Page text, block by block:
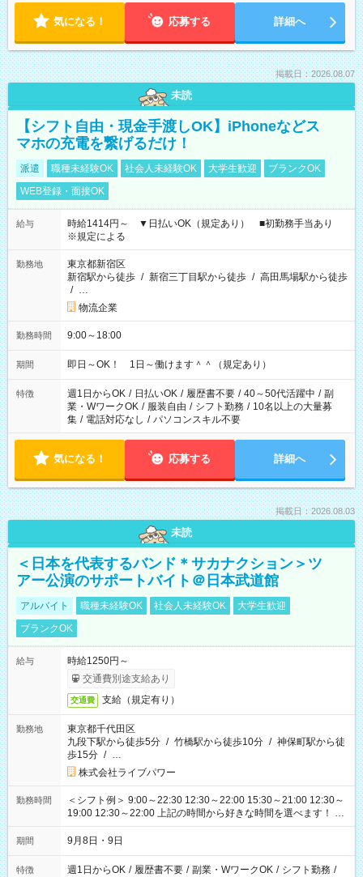
気になる！ 応募する 詳細へ
掲載日：2026.08.07
未読
【シフト自由・現金手渡しOK】iPhoneなどス
マホの充電を繋げるだけ！
派遣 職種未経験OK 社会人未経験OK 大学生歓迎
ブランクOK
WEB登録・面接OK
給与
時給1414円～ ▼日払いOK（規定あり） ■初勤務手当あり
※規定による
勤務地
東京都新宿区
新宿駅から徒歩 / 新宿三丁目駅から徒歩 / 高田馬場駅から徒歩
/ …
物流企業
勤務時間 9:00～18:00
期間 即日～OK！ 1日～働けます＾＾（規定あり）
特徴 週1日からOK / 日払いOK / 履歴書不要 / 40～50代活躍中 / 副
業・WワークOK / 服装自由 / シフト勤務 / 10名以上の大量募
集 / 電話対応なし / パソコンスキル不要
気になる！ 応募する 詳細へ
掲載日：2026.08.03
未読
＜日本を代表するバンド＊サカナクション＞ツ
アー公演のサポートバイト＠日本武道館
アルバイト 職種未経験OK 社会人未経験OK
大学生歓迎
ブランクOK
給与
時給1250円～
交通費別途支給あり
交通費 支給（規定有り）
勤務地
東京都千代田区
九段下駅から徒歩5分 / 竹橋駅から徒歩10分 / 神保町駅から徒
歩15分 / …
株式会社ライブパワー
勤務時間
＜シフト例＞ 9:00～22:30 12:30～22:00 15:30～21:00 12:30～
19:00 12:30～22:00 上記の時間から好きな時間を選べます！ ※
時間は変更となる可能性があります
期間 9月8日・9日
特徴 週1日からOK / 履歴書不要 / 副業・WワークOK / シフト勤務 /